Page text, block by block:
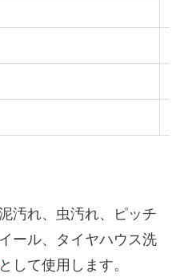
汚れ、虫汚れ、ピッチ
ール、タイヤハウス洗
として使用します。